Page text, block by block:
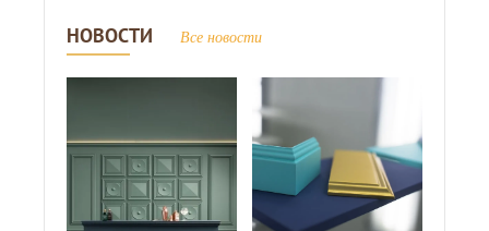
НОВОСТИ Все новости